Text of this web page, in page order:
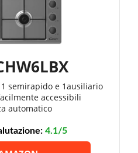
semirapido e 1ausiliario
accessibili
automatico
4.1/5